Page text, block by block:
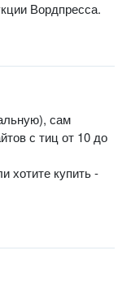
Вордпресса.
сам
с тиц от 10 до
хотите купить -